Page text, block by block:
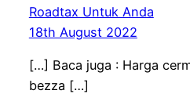
Roadtax Untuk Anda
18th August 2022
[…] Baca juga : Harga
bezza […]